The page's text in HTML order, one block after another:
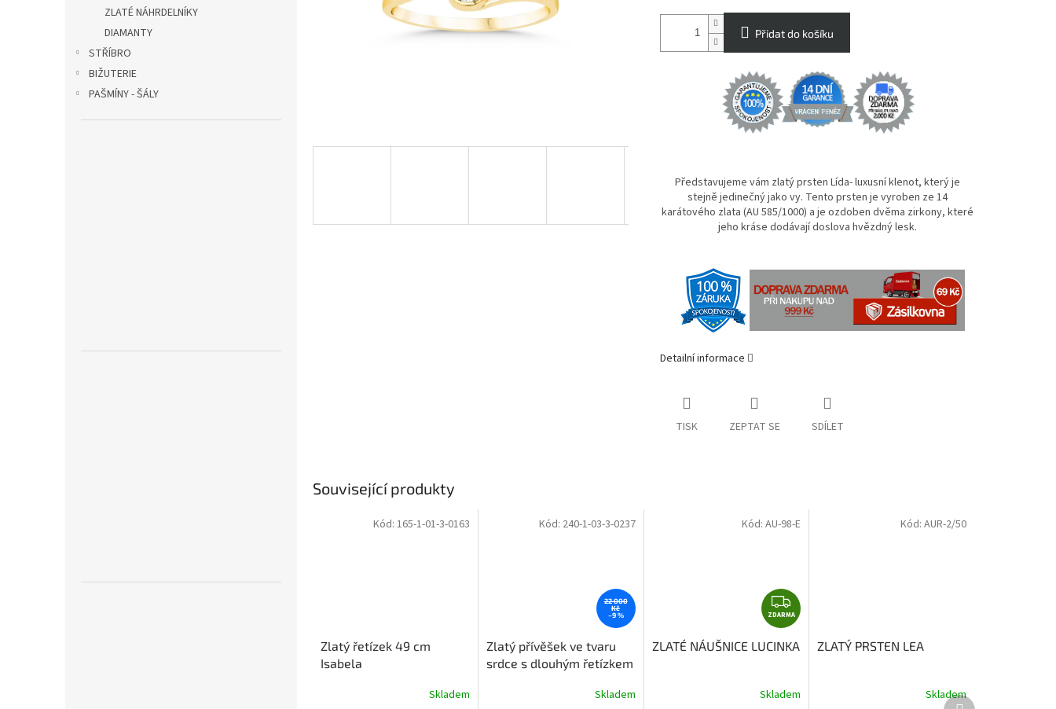
ZLATÉ NÁHRDELNÍKY
DIAMANTY
STŘÍBRO
BIŽUTERIE
PAŠMÍNY - ŠÁLY
Přidat do košíku
Představujeme vám zlatý prsten Lída- luxusní klenot, který je
stejně jedinečný jako vy. Tento prsten je vyroben ze 14
karátového zlata (AU 585/1000) a je ozdoben dvěma zirkony, které
jeho kráse dodávají doslova hvězdný lesk.
Detailní informace
TISK ZEPTAT SE SDÍLET
Související produkty
Zlatý řetízek 49 cm
Isabela
Skladem
Kód: 165-1-01-3-0163
22 000
Kč
–9 %
Zlatý přívěšek ve tvaru
srdce s dlouhým řetízkem
Skladem
Kód: 240-1-03-3-0237
Z
D
A
R
A
ZDARMA
ZLATÉ NÁUŠNICE LUCINKA
Skladem
Kód:AU-98-E
ZLATÝ PRSTEN LEA
Skladem
Kód: AUR-2/50
Další